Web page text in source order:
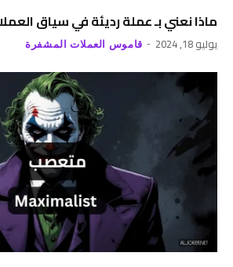
ماذا نعني بـ عملة رديئة في سياق
يوليو 18, 2024 قاموس العملات المشفرة